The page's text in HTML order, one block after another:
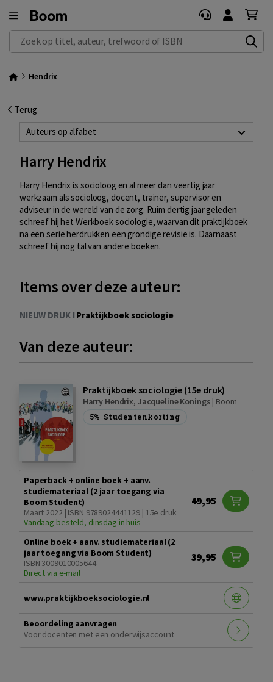
Zoek op titel, auteur, trefwoord of ISBN
Hendrix
Terug
Auteurs op alfabet
Harry Hendrix
Harry Hendrix is socioloog en al meer dan veertig jaar
werkzaam als socioloog, docent, trainer, supervisor en
adviseur in de wereld van de zorg. Ruim dertig jaar geleden
schreef hij het Werkboek sociologie, waarvan dit praktijkboek
na een serie herdrukken een grondige revisie is. Daarnaast
schreef hij nog tal van andere boeken.
Items over deze auteur:
NIEUW DRUK I Praktijkboek sociologie
Van deze auteur:
Praktijkboek sociologie (15e druk)
Harry Hendrix, Jacqueline Konings | Boom
5% Studentenkorting
Paperback + online boek + aanv.
studiemateriaal (2 jaar toegang via
Boom Student)
Maart 2022 | ISBN 9789024441129 | 15e druk
Vandaag besteld, dinsdag in huis
49,95
Online boek + aanv. studiemateriaal (2
jaar toegang via Boom Student)
ISBN 3009010005644
Direct via e-mail
39,95
www.praktijkboeksociologie.nl
Beoordeling aanvragen
Voor docenten met een onderwijsaccount